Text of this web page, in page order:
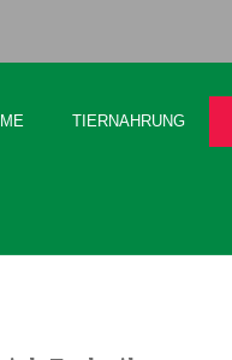
TIERNAHRUNG